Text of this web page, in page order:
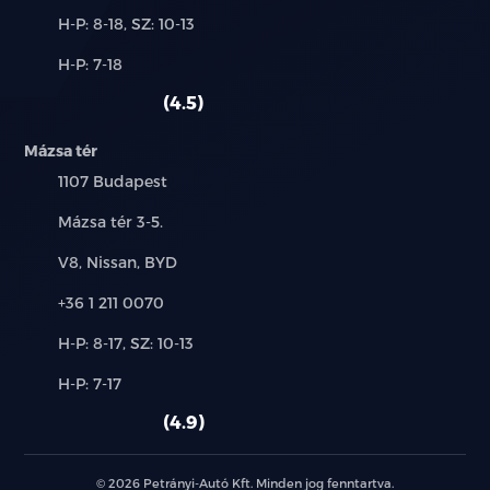
60:40 arányban dönthető hátsó ülés
Síalagút
integrált LED irányjelzővel
Defektjavító szett
klímakijelző, 12.3" központi kijelző
Navigáció, Kia applikáció kapcsolattal, Over The Air
6 hangszóró, Bluetooth hangfelismeréssel, DAB
(digitális rádióvétel), Android Auto™, Apple
Új-
használt
H-P: 8-18, SZ: 10-13
Alkatrész,
H-P: 7-18
4.5
Mázsa tér
Település:
1107 Budapest
Cím:
Mázsa tér 3-5.
Márkák:
V8, Nissan, BYD
Telefon:
+36 1 211 0070
Új-
használt
H-P: 8-17, SZ: 10-13
Alkatrész,
H-P: 7-17
4.9
© 2026 Petrányi-Autó Kft. Minden jog fenntartva.